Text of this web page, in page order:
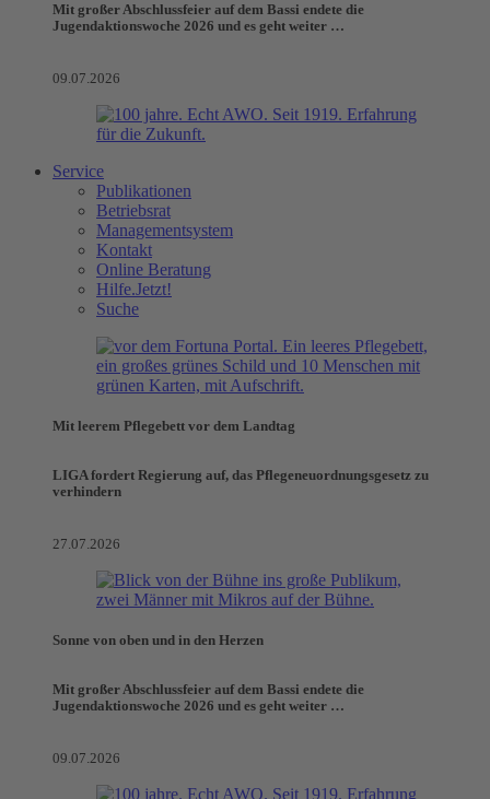
Mit großer Abschlussfeier auf dem Bassi endete die
Jugendaktionswoche 2026 und es geht weiter …
09.07.2026
Service
Publikationen
Betriebsrat
Managementsystem
Kontakt
Online Beratung
Hilfe.Jetzt!
Suche
Mit leerem Pflegebett vor dem Landtag
LIGA fordert Regierung auf, das Pflegeneuordnungsgesetz zu
verhindern
27.07.2026
Sonne von oben und in den Herzen
Mit großer Abschlussfeier auf dem Bassi endete die
Jugendaktionswoche 2026 und es geht weiter …
09.07.2026